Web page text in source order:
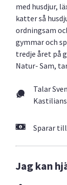
med husdjur,
katter så
ordningsam
gymmar och
tredje året på
Natur- Sam,
Talar
Sparar
Jag kan